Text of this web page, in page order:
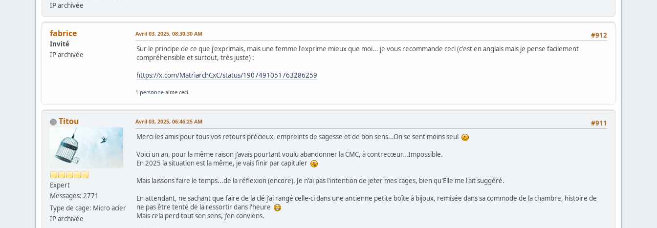
IP archivée
fabrice
Invité
IP archivée
#912
Avril 03, 2025, 08:30:30 AM
Sur le principe de ce que j'exprimais, mais une femme l'exprime mieux que moi... je vous recommande ceci (c'est en anglais mais je pense facilement
compréhensible et surtout, très juste) :
https://x.com/MatriarchCxC/status/1907491051763286259
1 personne aime ceci.
Titou
Expert
Messages: 2771
Type de cage: Micro acier
IP archivée
#911
Avril 03, 2025, 06:46:25 AM
Merci les amis pour tous vos retours précieux, empreints de sagesse et de bon sens...On se sent moins seul
Voici un an, pour la même raison j'avais pourtant voulu abandonner la CMC, à contrecœur...Impossible.
En 2025 la situation est la même, je vais finir par capituler
Mais laissons faire le temps...de la réflexion (encore). Je n'ai pas l'intention de jeter mes cages, bien qu'Elle me l'ait suggéré.
En attendant, ne sachant que faire de la clé j'ai rangé celle-ci dans une ancienne petite boîte à bijoux, remisée dans sa commode de la chambre, histoire de
ne pas être tenté de la ressortir dans l'heure
Mais cela perd tout son sens, j'en conviens.